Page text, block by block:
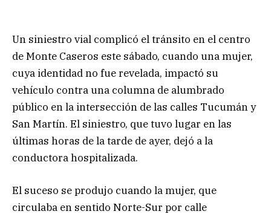
Un siniestro vial complicó el tránsito en el centro
de Monte Caseros este sábado, cuando una mujer,
cuya identidad no fue revelada, impactó su
vehículo contra una columna de alumbrado
público en la intersección de las calles Tucumán y
San Martín. El siniestro, que tuvo lugar en las
últimas horas de la tarde de ayer, dejó a la
conductora hospitalizada.
El suceso se produjo cuando la mujer, que
circulaba en sentido Norte-Sur por calle